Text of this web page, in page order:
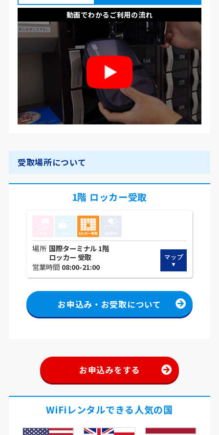
動画でわかるご利用の流れ
受取場所について
1階 ロッカー受取
場所 国際ターミナル 1階
ロッカー 受取
営業時間 08:00-21:00
お申込み・お受取について
お申込みをする
WiFiレンタルできる人気の国